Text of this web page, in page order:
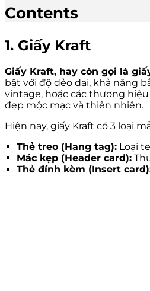
Contents
1. Giấy Kraft
Giấy Kraft, hay còn gọi là
bật với độ dẻo dai, khả năng
vintage, hoặc các thương
đẹp mộc mạc và thiên nhiên.
Hiện nay, giấy Kraft có 3 loại
Thẻ treo (Hang tag): Loại
Mác kẹp (Header card):
Thẻ đính kèm (Insert